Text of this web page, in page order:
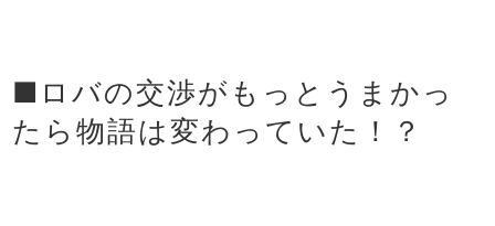
■ロバの交渉がもっとうまかっ
たら物語は変わっていた！？